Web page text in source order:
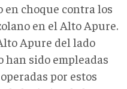
en choque contra los
en el Alto Apure.
Apure del lado
han sido empleadas
por estos